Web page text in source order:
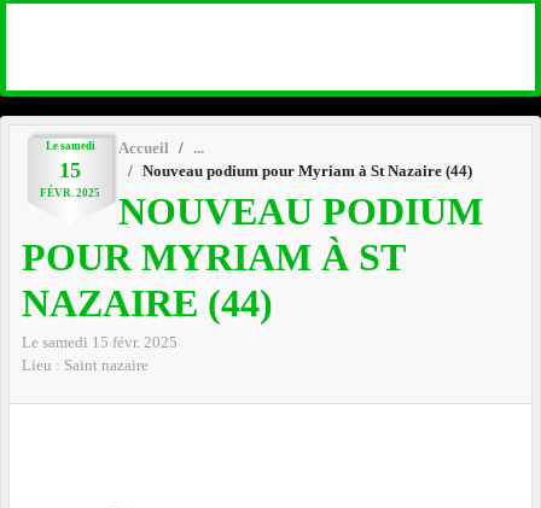
Le samedi
15
FÉVR. 2025
Accueil
Nouveau podium pour Myriam à St Nazaire (44)
NOUVEAU PODIUM
POUR MYRIAM À ST
NAZAIRE (44)
Le samedi 15 févr. 2025
Lieu : Saint nazaire